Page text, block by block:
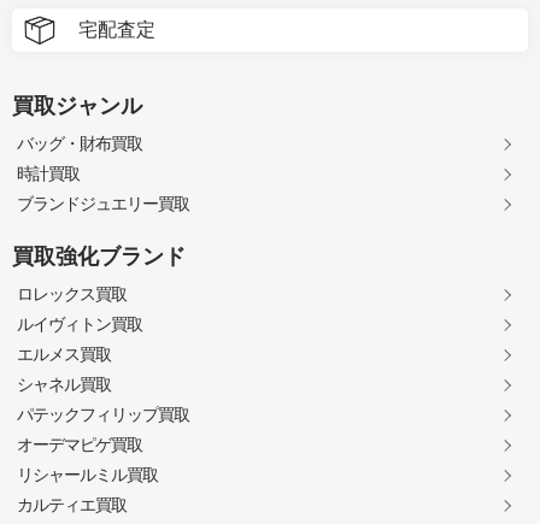
宅配査定
買取ジャンル
バッグ・財布買取
時計買取
ブランドジュエリー買取
買取強化ブランド
ロレックス買取
ルイヴィトン買取
エルメス買取
シャネル買取
パテックフィリップ買取
オーデマピゲ買取
リシャールミル買取
カルティエ買取